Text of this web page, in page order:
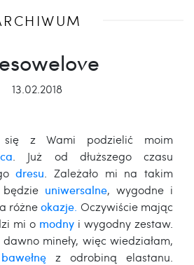
13.02.2018
się z Wami podzielić moim
. Już od dłuższego czasu
dresu . Zależało mi na takim
uniwersalne, wygodne i
różneokazje Oczywiście mając
mi o modny i wygodny zestaw.
dawno mineły, więc wiedziałam,
bawełnęz odrobiną elastanu.